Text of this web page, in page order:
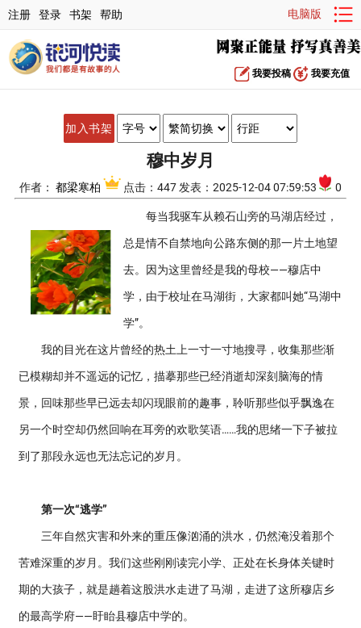
注册 登录 书架 帮助 电脑版
我要投稿 我要充值
加入书架
穆中岁月
作者： 都梁寒柏 点击：447 发表：2025-12-04 07:59:53 0
每当我驱车从赖石山旁的马湖店经过，
总是情不自禁地向公路东侧的那一片土地望
去。因为这里曾经是我的母校——穆店中
学，由于校址在马湖街，大家都叫她“马湖中
学”。
我的目光在这片曾经的热土上一寸一寸地搜寻，收集那些渐
已模糊却并不遥远的记忆，描摹那些已经消逝却深刻脑海的情
景，回味那些早已远去却闪现眼前的趣事，聆听那些似乎飘逸在
另一个时空却仍然回响在耳旁的欢歌笑语……我的思绪一下子被拉
到了那段永远也无法忘记的岁月。
第一次“逃学”
三年自然灾害和外来的重压像汹涌的洪水，仍然淹没着那个
苦难深重的岁月。我们这些刚刚读完小学、正处在长身体关键时
期的大孩子，就是趟着这股洪水走进了马湖，走进了这所穆店乡
的最高学府——盱眙县穆店中学的。